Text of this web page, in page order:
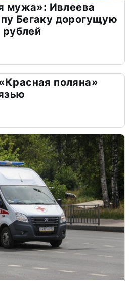
мужа»: Ивлеева
Бегаку дорогущую
рублей
поляна»